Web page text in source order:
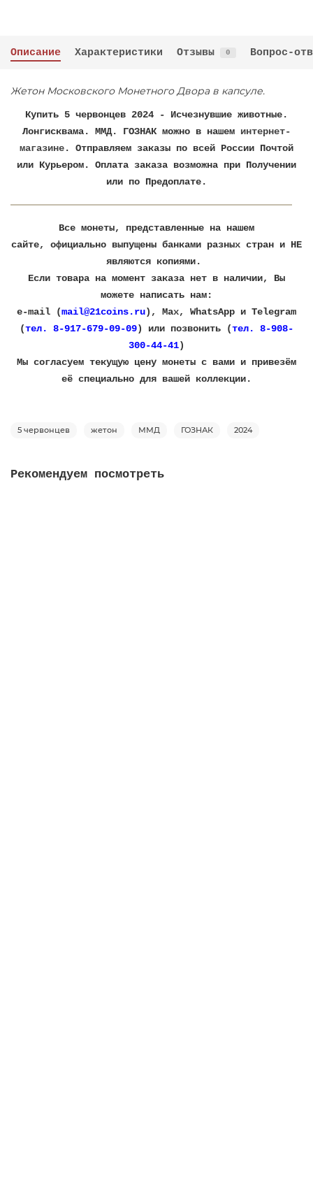
Описание Характеристики Отзывы 0 Вопрос-
Жетон Московского Монетного Двора в капсуле.
Купить 5 червонцев 2024 - Исчезнувшие животные.
Лонгисквама. ММД. ГОЗНАК можно в нашем интернет-
магазине. Отправляем заказы по всей России Почтой
или Курьером. Оплата заказа возможна при Получении
или по Предоплате.
Все монеты, представленные на нашем
сайте, официально выпущены банками разных стран и НЕ
являются копиями.
Если товара на момент заказа нет в наличии, Вы
можете написать нам:
e-mail (mail@21coins.ru), Max, WhatsApp и Telegram
(тел. 8-917-679-09-09) или позвонить (тел. 8-908-
300-44-41)
​Мы согласуем текущую цену монеты с вами и привезём
её специально для вашей коллекции.
5 червонцев жетон ММД ГОЗНАК 2024
Рекомендуем посмотреть